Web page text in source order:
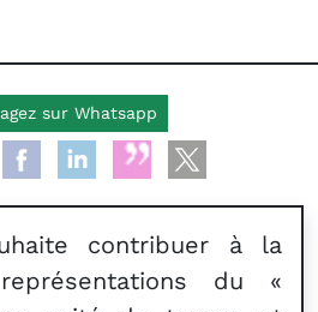
contribuer à la
du «
sur Whatsapp